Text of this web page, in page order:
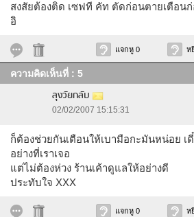
สงสัยต้องติด เซฟที คัท ตัดก่อนตายเตือน
อิ
แจกหู 0 ห
ความคิดเห็นที่ : 5
ลุงวัยกลับ
02/02/2007 15:15:31
ก็ต้องช่วยกันเตือนให้เบามือกะมันหน่อย เ
อย่างที่เราเจอ
แต่ไม่ต้องห่วง ร้านเค้าดูแลให้อย่างดี
ประทับใจ XXX
แจกหู 0 ห